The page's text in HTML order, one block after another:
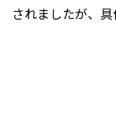
されましたが、具